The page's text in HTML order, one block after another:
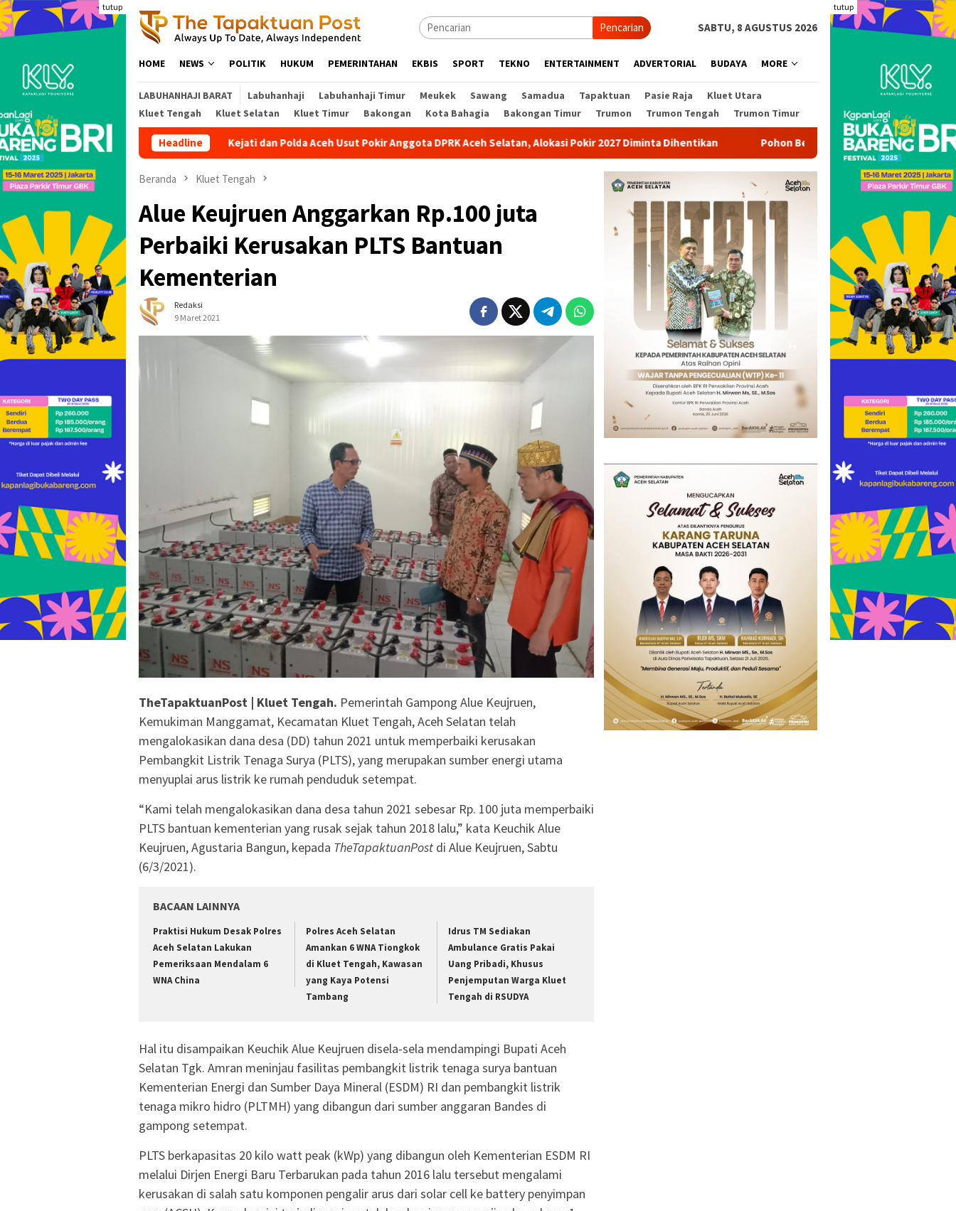
Loncat
ke
konten
tutup tutup
Pencarian SABTU, 8 AGUSTUS 2026
HOME NEWS POLITIK HUKUM PEMERINTAHAN EKBIS SPORT TEKNO ENTERTAINMENT ADVERTORIAL BUDAYA MORE
LABUHANHAJI BARAT Labuhanhaji Labuhanhaji Timur Meukek Sawang Samadua Tapaktuan Pasie Raja
Kluet Utara
Kluet Tengah
Kluet Selatan Kluet Timur Bakongan Kota Bahagia Bakongan Timur Trumon Trumon Tengah Trumon Timur
Headline
Kejati dan Polda Aceh Usut Pokir Anggota DPRK Aceh Selatan, Alokasi Pokir 2027 Diminta Dihentikan Pohon Besar Tumbang Diterjang Angin Kencang Tutup
Beranda Kluet Tengah
Alue Keujruen Anggarkan Rp.100 juta
Perbaiki Kerusakan PLTS Bantuan
Kementerian
Redaksi
9 Maret 2021
TheTapaktuanPost | Kluet Tengah. Pemerintah Gampong Alue Keujruen,
Kemukiman Manggamat, Kecamatan Kluet Tengah, Aceh Selatan telah
mengalokasikan dana desa (DD) tahun 2021 untuk memperbaiki kerusakan
Pembangkit Listrik Tenaga Surya (PLTS), yang merupakan sumber energi utama
menyuplai arus listrik ke rumah penduduk setempat.
“Kami telah mengalokasikan dana desa tahun 2021 sebesar Rp. 100 juta memperbaiki
PLTS bantuan kementerian yang rusak sejak tahun 2018 lalu,” kata Keuchik Alue
Keujruen, Agustaria Bangun, kepada TheTapaktuanPost di Alue Keujruen, Sabtu
(6/3/2021).
BACAAN LAINNYA
Praktisi Hukum Desak Polres
Aceh Selatan Lakukan
Pemeriksaan Mendalam 6
WNA China
Polres Aceh Selatan
Amankan 6 WNA Tiongkok
di Kluet Tengah, Kawasan
yang Kaya Potensi
Tambang
Idrus TM Sediakan
Ambulance Gratis Pakai
Uang Pribadi, Khusus
Penjemputan Warga Kluet
Tengah di RSUDYA
Hal itu disampaikan Keuchik Alue Keujruen disela-sela mendampingi Bupati Aceh
Selatan Tgk. Amran meninjau fasilitas pembangkit listrik tenaga surya bantuan
Kementerian Energi dan Sumber Daya Mineral (ESDM) RI dan pembangkit listrik
tenaga mikro hidro (PLTMH) yang dibangun dari sumber anggaran Bandes di
gampong setempat.
PLTS berkapasitas 20 kilo watt peak (kWp) yang dibangun oleh Kementerian ESDM RI
melalui Dirjen Energi Baru Terbarukan pada tahun 2016 lalu tersebut mengalami
kerusakan di salah satu komponen pengalir arus dari solar cell ke battery penyimpan